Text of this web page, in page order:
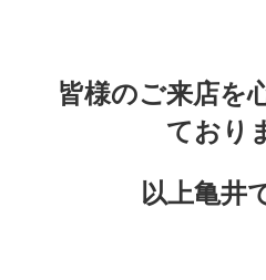
皆様のご来店を
ており
以上亀井